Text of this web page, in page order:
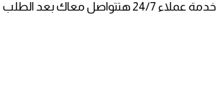
خدمة عملاء 24/7 هتتواصل معاك بعد الطلب